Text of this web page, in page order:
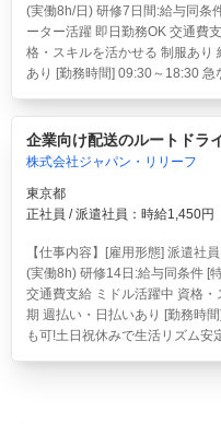
(実働8h/日) 研修7日間:給与同条
ーター活躍 即日勤務OK 交通費
格・スキルを活かせる 制服あり
あり [勤務時間] 09:30～18:30 急
企業向け配送のルートドラ
株式会社ジャパン・リリーフ
東京都
正社員 / 派遣社員：時給1,450円
【仕事内容】[雇用形態] 派遣社
(実働8h) 研修14日:給与同条件 [
交通費支給 ミドル活躍中 資格
期 週払い・日払いあり [勤務時
も可!土日祝休みで生活リズム安